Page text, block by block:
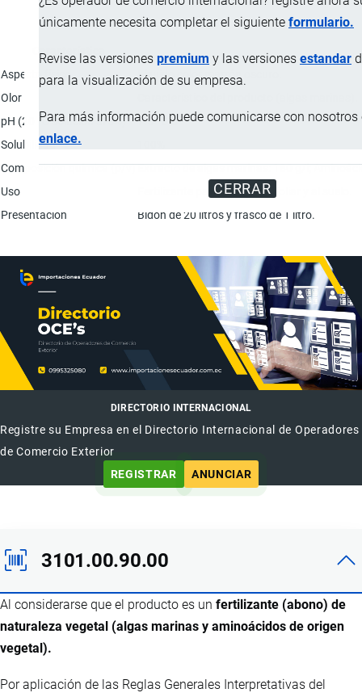
únicamente necesita completar el siguiente formulario.
Revise las versiones premium y las versiones estandar
para la visualización de su empresa.
Para más información puede comunicarse con nosotros
enlace.
CERRAR
Característica
Aspecto físico
Líquido color marrón oscuro.
Olor
pH (20 ºC solución al 5%)
7.5 - 8.5
Solubilidad
Composición química (p/v)Extracto de algas marinas: 180 g/l;
Uso
Fertilizante para aplicación foliar y al suelo.
Presentación
Bidón de 20 litros y frasco de 1 litro.
DIRECTORIO INTERNACIONAL
Registre su Empresa en el Directorio Internacional de Operadores
de Comercio Exterior
REGISTRAR
ANUNCIAR
3101.00.90.00
Al considerarse que el producto es un fertilizante (abono) de
naturaleza vegetal (algas marinas y aminoácidos de origen
vegetal).
Por aplicación de las Reglas Generales Interpretativas del